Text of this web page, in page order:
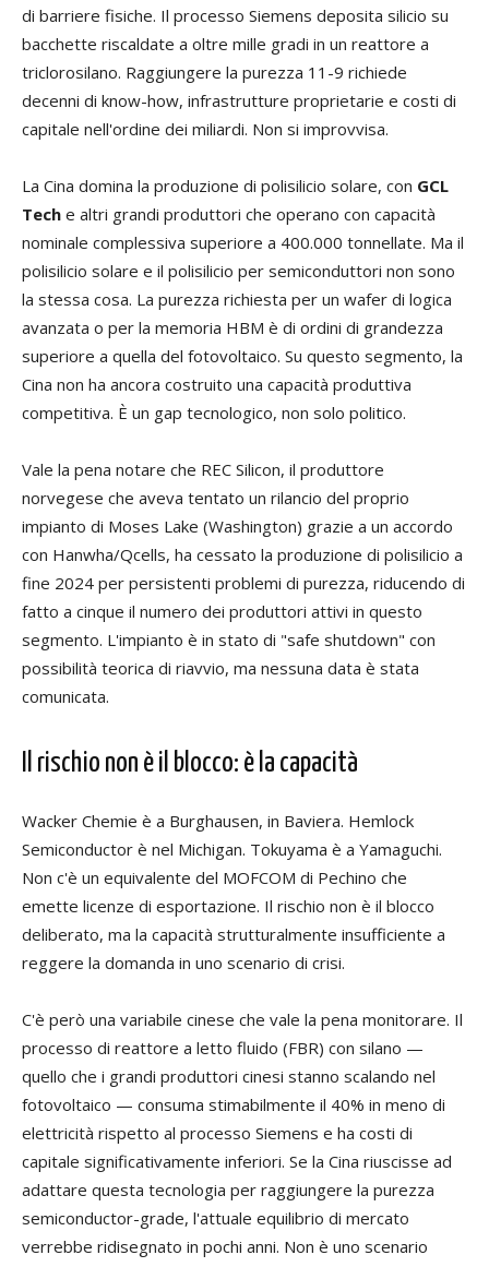
di barriere fisiche. Il processo Siemens deposita silicio su
bacchette riscaldate a oltre mille gradi in un reattore a
triclorosilano. Raggiungere la purezza 11-9 richiede
decenni di know-how, infrastrutture proprietarie e costi di
capitale nell'ordine dei miliardi. Non si improvvisa.
La Cina domina la produzione di polisilicio solare, con GCL
Tech e altri grandi produttori che operano con capacità
nominale complessiva superiore a 400.000 tonnellate. Ma il
polisilicio solare e il polisilicio per semiconduttori non sono
la stessa cosa. La purezza richiesta per un wafer di logica
avanzata o per la memoria HBM è di ordini di grandezza
superiore a quella del fotovoltaico. Su questo segmento, la
Cina non ha ancora costruito una capacità produttiva
competitiva. È un gap tecnologico, non solo politico.
Vale la pena notare che REC Silicon, il produttore
norvegese che aveva tentato un rilancio del proprio
impianto di Moses Lake (Washington) grazie a un accordo
con Hanwha/Qcells, ha cessato la produzione di polisilicio a
fine 2024 per persistenti problemi di purezza, riducendo di
fatto a cinque il numero dei produttori attivi in questo
segmento. L'impianto è in stato di "safe shutdown" con
possibilità teorica di riavvio, ma nessuna data è stata
comunicata.
Il rischio non è il blocco: è la capacità
Wacker Chemie è a Burghausen, in Baviera. Hemlock
Semiconductor è nel Michigan. Tokuyama è a Yamaguchi.
Non c'è un equivalente del MOFCOM di Pechino che
emette licenze di esportazione. Il rischio non è il blocco
deliberato, ma la capacità strutturalmente insufficiente a
reggere la domanda in uno scenario di crisi.
C'è però una variabile cinese che vale la pena monitorare. Il
processo di reattore a letto fluido (FBR) con silano —
quello che i grandi produttori cinesi stanno scalando nel
fotovoltaico — consuma stimabilmente il 40% in meno di
elettricità rispetto al processo Siemens e ha costi di
capitale significativamente inferiori. Se la Cina riuscisse ad
adattare questa tecnologia per raggiungere la purezza
semiconductor-grade, l'attuale equilibrio di mercato
verrebbe ridisegnato in pochi anni. Non è uno scenario